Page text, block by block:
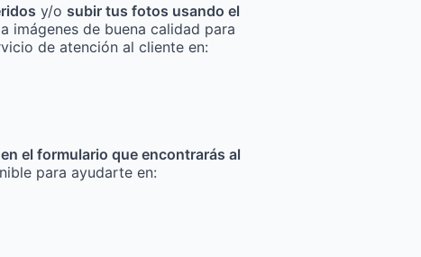
y/o subir tus fotos usando el
imágenes de buena calidad para
de atención al cliente en:
el formulario que encontrarás al
para ayudarte en: